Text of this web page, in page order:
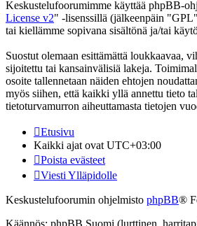
Keskustelufoorumimme käyttää phpBB-
License v2" -lisenssillä (jälkeenpäin
tai kiellämme sopivana sisältönä ja/tai
Suostut olemaan esittämättä loukkaavaa,
sijoitettu tai kansainvälisiä lakeja.
osoite tallennetaan näiden ehtojen
myös siihen, että kaikki yllä annettu tieto
tietoturvamurron aiheuttamasta tietojen
Etusivu
Kaikki ajat ovat UTC+03:00
Poista evästeet
Viesti Ylläpidolle
Keskustelufoorumin ohjelmisto phpBB®